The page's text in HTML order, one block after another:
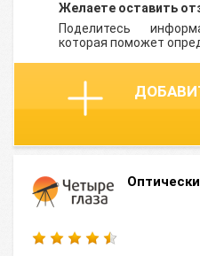
Желаете оставить
Поделитесь
которая поможет